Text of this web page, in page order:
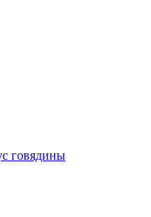
говядины